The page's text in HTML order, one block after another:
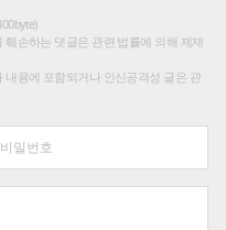
손하는 댓글은 관련 법률에 의해 제재
내용에 포함되거나 인신공격성 글은 관